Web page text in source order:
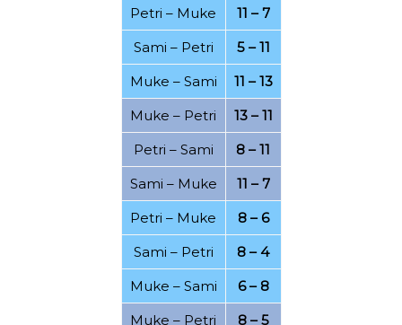
20.07.2022
16.07.2022
07.07.2022
06.07.2022
01.07.2022
20.06.2022
15.06.2022
25.04.2022
19.04.2022
11.04.2022
07.03.2022
28.02.2022
24.02.2022
21.02.2022
15.02.2022
08.02.2022
06.02.2022
17.01.2022
15.01.2022
12.12.2021
Petri – Muke
11 – 7
Sami – Petri
5 – 11
Muke – Sami
11 – 13
Muke – Petri
13 – 11
Petri – Sami
8 – 11
Sami – Muke
11 – 7
Petri – Muke
8 – 6
Sami – Petri
8 – 4
Muke – Sami
6 – 8
Muke – Petri 8 – 5